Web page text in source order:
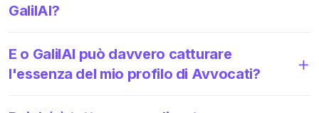
GalilAI?
E o GalilAI può davvero catturare
l'essenza del mio profilo di Avvocati?